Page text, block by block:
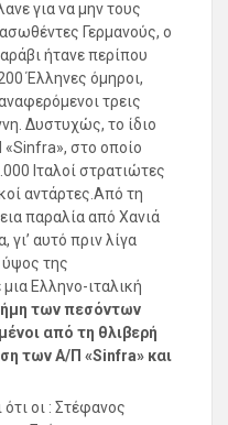
για να μην τους
Γερμανούς, ο
ήτανε περίπου
Έλληνες όμηροι,
τρεις
Δυστυχώς, το ίδιο
«Sinfra», στο οποίο
Ιταλοί στρατιώτες
αντάρτες.Από τη
παραλία από Χανιά
αυτό πριν λίγα
ύψος της
Ελληνο-ιταλική
των πεσόντων
από τη θλιβερή
των Α/Π «Sinfra» και
οι : Στέφανος